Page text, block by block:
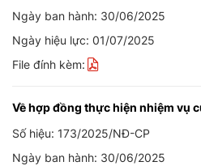
Ngày ban hành: 30/06/2025
Ngày hiệu lực: 01/07/2025
File đính kèm:
Về hợp đồng thực hiện nhiệm vụ
Số hiệu: 173/2025/NĐ-CP
Ngày ban hành: 30/06/2025